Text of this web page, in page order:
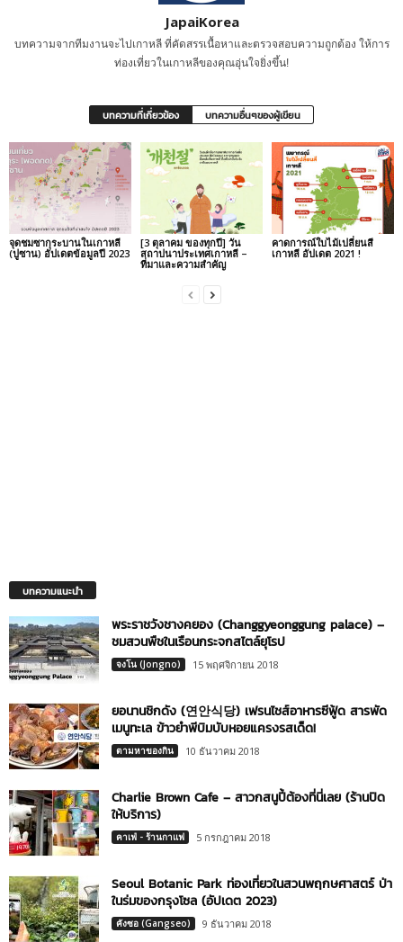
JapaiKorea
บทความจากทีมงานจะไปเกาหลี ที่คัดสรรเนื้อหาและตรวจสอบความถูกต้อง ให้การ
ท่องเที่ยวในเกาหลีของคุณอุ่นใจยิ่งขึ้น!
บทความที่เกี่ยวข้อง บทความอื่นๆของผู้เขียน
จุดชมซากุระบานในเกาหลี
(ปูซาน) อัปเดตข้อมูลปี 2023
[3 ตุลาคม ของทุกปี] วัน
สถาปนาประเทศเกาหลี –
ที่มาและความสำคัญ
คาดการณ์ใบไม้เปลี่ยนสี
เกาหลี อัปเดต 2021 !
บทความแนะนำ
พระราชวังชางคยอง (Changgyeonggung palace) –
ชมสวนพืชในเรือนกระจกสไตล์ยุโรป
จงโน (Jongno) 15 พฤศจิกายน 2018
ยอนานชิกดัง (연안식당) เฟรนไชส์อาหารซีฟู้ด สารพัด
เมนูทะเล ข้าวยำพีบิมบับหอยแครงรสเด็ด!
ตามหาของกิน 10 ธันวาคม 2018
Charlie Brown Cafe – สาวกสนูปี้ต้องที่นี่เลย (ร้านปิด
ให้บริการ)
คาเฟ่ - ร้านกาแฟ 5 กรกฎาคม 2018
Seoul Botanic Park ท่องเที่ยวในสวนพฤกษศาสตร์ ป่า
ในร่มของกรุงโซล (อัปเดต 2023)
คังซอ (Gangseo) 9 ธันวาคม 2018